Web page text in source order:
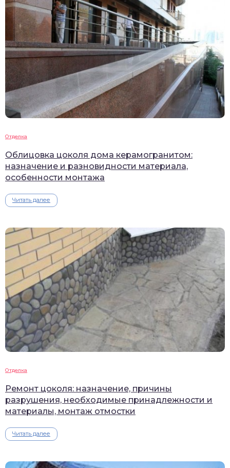
Отделка
Облицовка цоколя дома керамогранитом:
назначение и разновидности материала,
особенности монтажа
Читать далее
Отделка
Ремонт цоколя: назначение, причины
разрушения, необходимые принадлежности и
материалы, монтаж отмостки
Читать далее